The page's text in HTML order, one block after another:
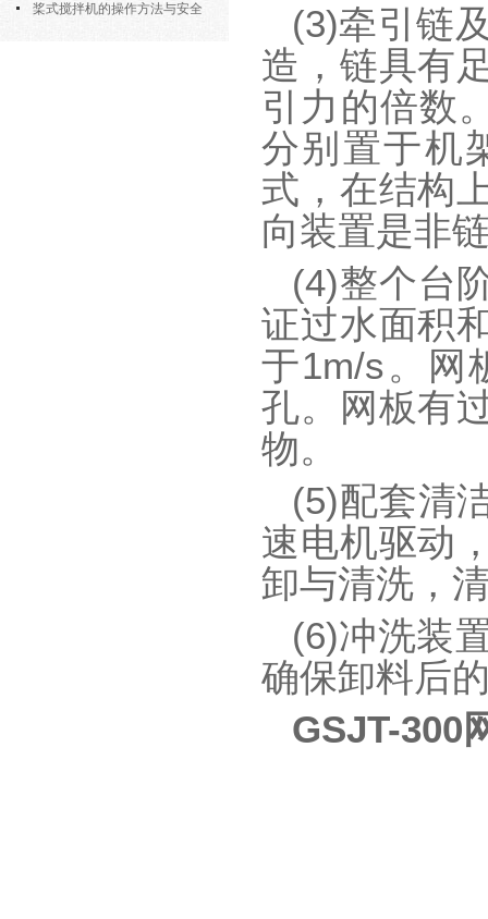
部件的功能与协同
桨式搅拌机的操作方法与安全
(3)牵引链
造，链具有
引力的倍数
分别置于机
式，在结构
向装置是
(4)整个台
证过水面积
于1m/s。
网
孔。网板有
物。
(5)配套清
速电机驱动
卸与清洗
(6)冲洗装
确保卸料后
GSJT-300